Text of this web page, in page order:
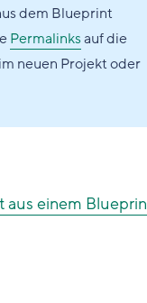
dem Blueprint
Permalinksauf die
neuen Projekt oder
aus einem